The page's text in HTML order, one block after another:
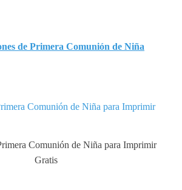
de Primera Comunión de Niña
Comunión de Niña para Imprimir
Gratis